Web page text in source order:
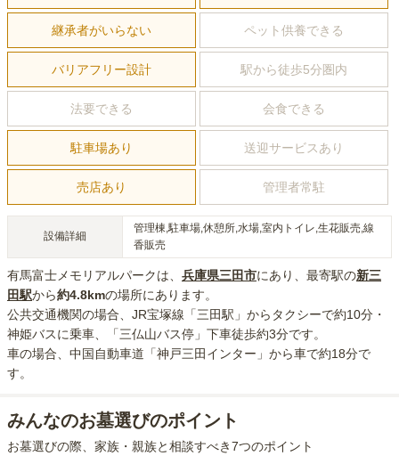
継承者がいらない ペット供養できる
バリアフリー設計 駅から徒歩5分圏内
法要できる 会食できる
駐車場あり 送迎サービスあり
売店あり 管理者常駐
設備詳細
管理棟,駐車場,休憩所,水場,室内トイレ,生花販売,線
香販売
有馬富士メモリアルパークは、 兵庫県三田市にあり 、最寄駅の新三
田駅から約4.8kmの場所にあり ます。
公共交通機関の場合、JR宝塚線「三田駅」からタクシーで約10分・
神姫バスに乗車、「三仏山バス停」下車徒歩約3分です。
車の場合、中国自動車道「神戸三田インター」から車で約18分で
す。
みんなのお墓選びのポイント
お墓選びの際、家族・親族と相談すべき7つのポイント